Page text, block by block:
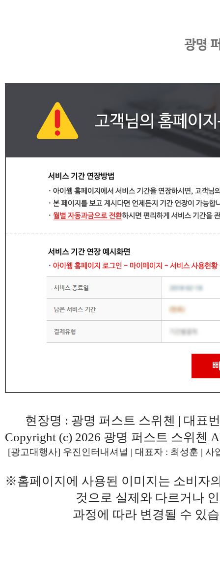
현장명 : 광명 퍼스트 스위첸 | 대표
Copyright (c) 2026 광명 퍼스트 스위첸
[광고대행사] 우진인터내셔널 | 대표자 : 최성훈 | 사
※홈페이지에 사용된 이미지는 소비자
것으로 실제와 다르거나
과정에 따라 변경될 수 있